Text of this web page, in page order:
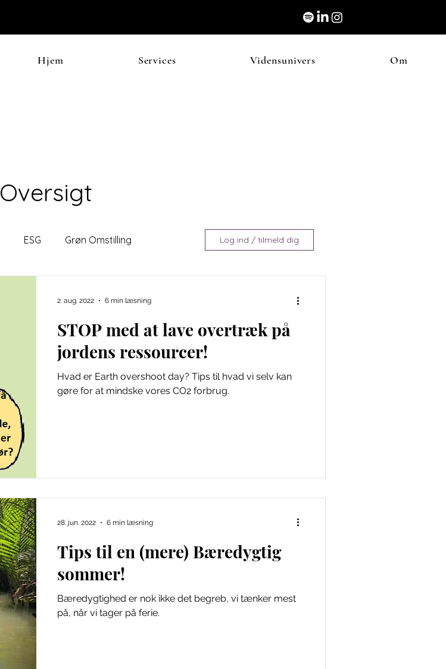
Hjem Services Vidensunivers Om
Oversigt
ESG Grøn Omstilling Log ind / tilmeld dig
STOP med at lave overtræk på
jordens ressourcer!
Hvad er Earth overshoot day? Tips til hvad vi selv kan
gøre for at mindske vores CO2 forbrug.
2. aug. 2022 6 min læsning
Tips til en (mere) Bæredygtig
sommer!
Bæredygtighed er nok ikke det begreb, vi tænker mest
på, når vi tager på ferie.
28. jun. 2022 6 min læsning